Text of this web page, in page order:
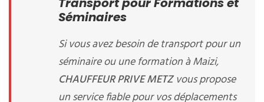
Séminaires
Si vous avez besoin de transport pour un
séminaire ou une formation à Maizi,
CHAUFFEUR PRIVE METZvous propose
un service fiable pour vos déplacements